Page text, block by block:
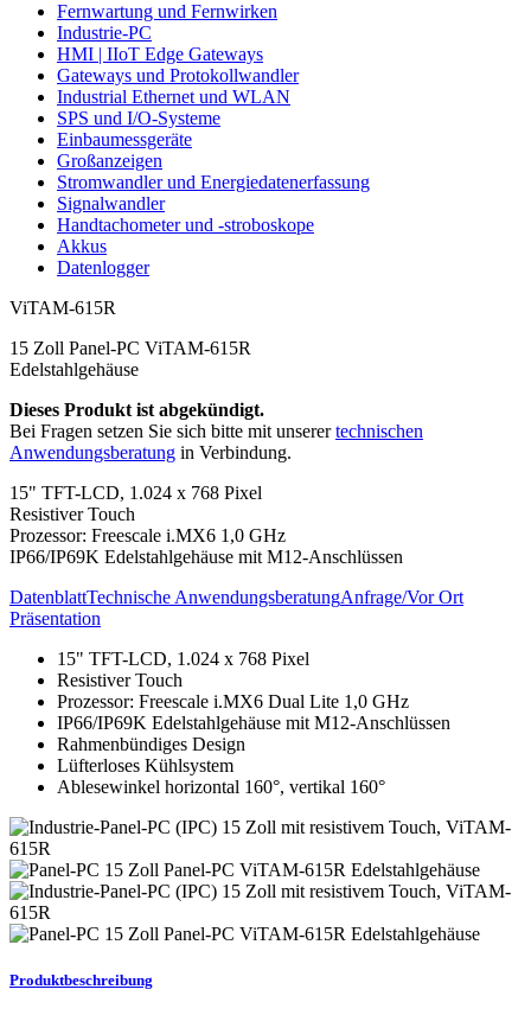
Fernwartung und Fernwirken
Industrie-PC
HMI | IIoT Edge Gateways
Gateways und Protokollwandler
Industrial Ethernet und WLAN
SPS und I/O-Systeme
Einbaumessgeräte
Großanzeigen
Stromwandler und Energiedatenerfassung
Signalwandler
Handtachometer und -stroboskope
Akkus
Datenlogger
ViTAM-615R
15 Zoll Panel-PC ViTAM-615R
Edelstahlgehäuse
Dieses Produkt ist abgekündigt.
Bei Fragen setzen Sie sich bitte mit unserertechnischen
Anwendungsberatung in Verbindung.
15" TFT-LCD, 1.024 x 768 Pixel
Resistiver Touch
Prozessor: Freescale i.MX6 1,0 GHz
IP66/IP69K Edelstahlgehäuse mit M12-Anschlüssen
DatenblattTechnische AnwendungsberatungAnfrage/Vor Ort
Präsentation
15" TFT-LCD, 1.024 x 768 Pixel
Resistiver Touch
Prozessor: Freescale i.MX6 Dual Lite 1,0 GHz
IP66/IP69K Edelstahlgehäuse mit M12-Anschlüssen
Rahmenbündiges Design
Lüfterloses Kühlsystem
Ablesewinkel horizontal 160°, vertikal 160°
Produktbeschreibung